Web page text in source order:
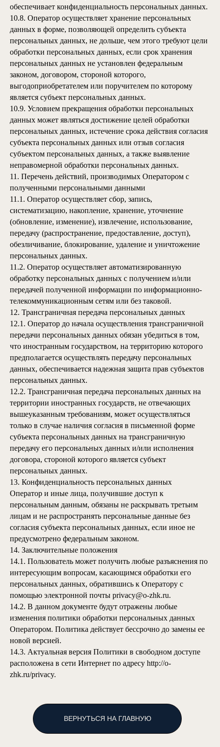
обеспечивает конфиденциальность персональных данных.
10.8. Оператор осуществляет хранение персональных
данных в форме, позволяющей определить субъекта
персональных данных, не дольше, чем этого требуют цели
обработки персональных данных, если срок хранения
персональных данных не установлен федеральным
законом, договором, стороной которого,
выгодоприобретателем или поручителем по которому
является субъект персональных данных.
10.9. Условием прекращения обработки персональных
данных может являться достижение целей обработки
персональных данных, истечение срока действия согласия
субъекта персональных данных или отзыв согласия
субъектом персональных данных, а также выявление
неправомерной обработки персональных данных.
11. Перечень действий, производимых Оператором с
полученными персональными данными
11.1. Оператор осуществляет сбор, запись,
систематизацию, накопление, хранение, уточнение
(обновление, изменение), извлечение, использование,
передачу (распространение, предоставление, доступ),
обезличивание, блокирование, удаление и уничтожение
персональных данных.
11.2. Оператор осуществляет автоматизированную
обработку персональных данных с получением и/или
передачей полученной информации по информационно-
телекоммуникационным сетям или без таковой.
12. Трансграничная передача персональных данных
12.1. Оператор до начала осуществления трансграничной
передачи персональных данных обязан убедиться в том,
что иностранным государством, на территорию которого
предполагается осуществлять передачу персональных
данных, обеспечивается надежная защита прав субъектов
персональных данных.
12.2. Трансграничная передача персональных данных на
территории иностранных государств, не отвечающих
вышеуказанным требованиям, может осуществляться
только в случае наличия согласия в письменной форме
субъекта персональных данных на трансграничную
передачу его персональных данных и/или исполнения
договора, стороной которого является субъект
персональных данных.
13. Конфиденциальность персональных данных
Оператор и иные лица, получившие доступ к
персональным данным, обязаны не раскрывать третьим
лицам и не распространять персональные данные без
согласия субъекта персональных данных, если иное не
предусмотрено федеральным законом.
14. Заключительные положения
14.1. Пользователь может получить любые разъяснения по
интересующим вопросам, касающимся обработки его
персональных данных, обратившись к Оператору с
помощью электронной почты privacy@o-zhk.ru.
14.2. В данном документе будут отражены любые
изменения политики обработки персональных данных
Оператором. Политика действует бессрочно до замены ее
новой версией.
14.3. Актуальная версия Политики в свободном доступе
расположена в сети Интернет по адресу http://o-
zhk.ru/privacy.
ВЕРНУТЬСЯ НА ГЛАВНУЮ